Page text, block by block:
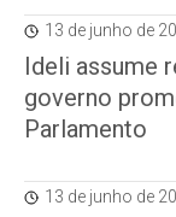
13 de junho de
Ideli assume
governo
Parlamento
13 de junho de